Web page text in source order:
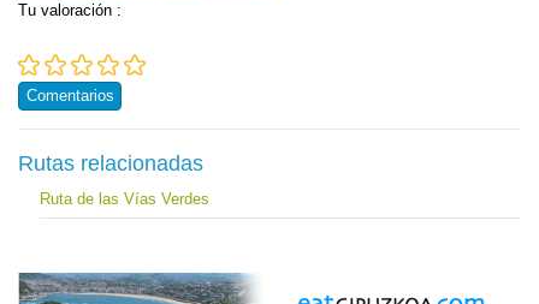
Tu valoración :
Comentarios
Rutas relacionadas
Ruta de las Vías Verdes